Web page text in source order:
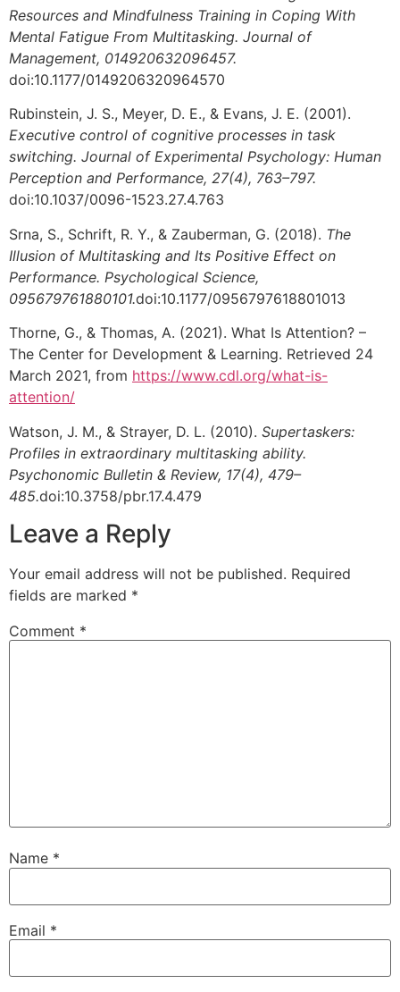
Resources and Mindfulness Training in Coping With
Mental Fatigue From Multitasking. Journal of
Management, 014920632096457.
doi:10.1177/0149206320964570
Rubinstein, J. S., Meyer, D. E., & Evans, J. E. (2001).
Executive control of cognitive processes in task
switching. Journal of Experimental Psychology: Human
Perception and Performance, 27(4), 763–797.
doi:10.1037/0096-1523.27.4.763
Srna, S., Schrift, R. Y., & Zauberman, G. (2018). The
Illusion of Multitasking and Its Positive Effect on
Performance. Psychological Science,
095679761880101.doi:10.1177/0956797618801013
Thorne, G., & Thomas, A. (2021). What Is Attention? –
The Center for Development & Learning. Retrieved 24
March 2021, from https://www.cdl.org/what-is-
attention/
Watson, J. M., & Strayer, D. L. (2010). Supertaskers:
Profiles in extraordinary multitasking ability.
Psychonomic Bulletin & Review, 17(4), 479–
485.doi:10.3758/pbr.17.4.479
Leave a Reply
Your email address will not be published. Required
fields are marked *
Comment *
Name *
Email *